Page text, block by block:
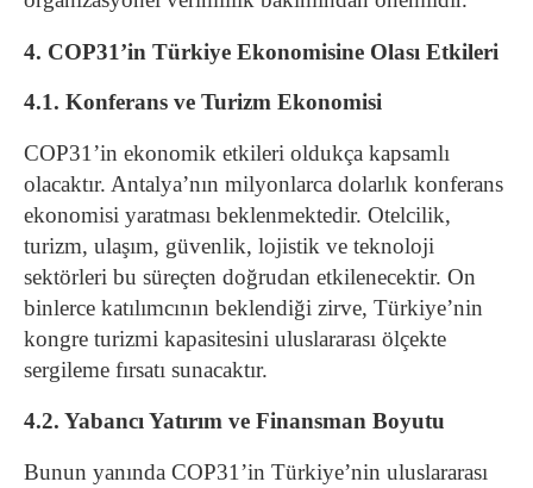
4. COP31’in Türkiye Ekonomisine Olası Etkileri
4.1. Konferans ve Turizm Ekonomisi
COP31’in ekonomik etkileri oldukça kapsamlı
olacaktır. Antalya’nın milyonlarca dolarlık konferans
ekonomisi yaratması beklenmektedir. Otelcilik,
turizm, ulaşım, güvenlik, lojistik ve teknoloji
sektörleri bu süreçten doğrudan etkilenecektir. On
binlerce katılımcının beklendiği zirve, Türkiye’nin
kongre turizmi kapasitesini uluslararası ölçekte
sergileme fırsatı sunacaktır.
4.2. Yabancı Yatırım ve Finansman Boyutu
Bunun yanında COP31’in Türkiye’nin uluslararası